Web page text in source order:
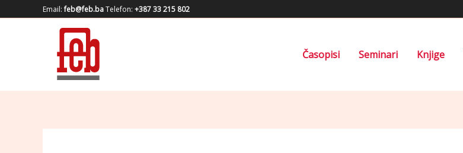
to
Email:feb@feb.baTelefon: +387 33 215 802
Časopisi Seminari Knjige